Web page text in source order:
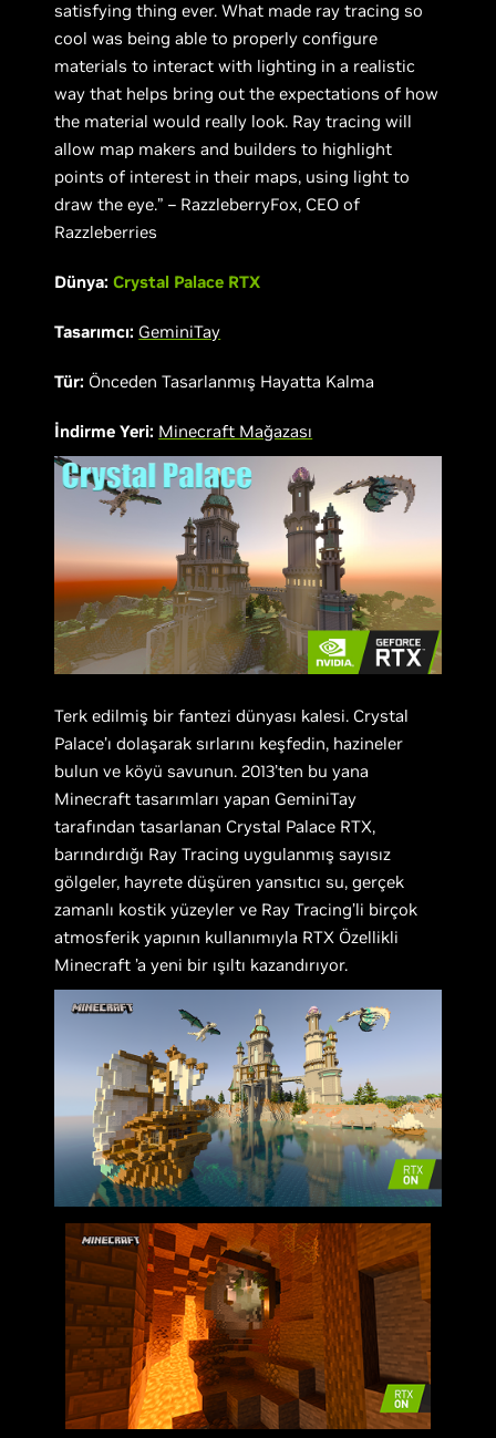
satisfying thing ever. What made ray tracing so
cool was being able to properly configure
materials to interact with lighting in a realistic
way that helps bring out the expectations of how
the material would really look. Ray tracing will
allow map makers and builders to highlight
points of interest in their maps, using light to
draw the eye.” – RazzleberryFox, CEO of
Razzleberries
Dünya: Crystal Palace RTX
Tasarımcı: GeminiTay
Tür: Önceden Tasarlanmış Hayatta Kalma
İndirme Yeri: Minecraft Mağazası
Terk edilmiş bir fantezi dünyası kalesi. Crystal
Palace’ı dolaşarak sırlarını keşfedin, hazineler
bulun ve köyü savunun. 2013’ten bu yana
Minecraft tasarımları yapan GeminiTay
tarafından tasarlanan Crystal Palace RTX,
barındırdığı Ray Tracing uygulanmış sayısız
gölgeler, hayrete düşüren yansıtıcı su, gerçek
zamanlı kostik yüzeyler ve Ray Tracing’li birçok
atmosferik yapının kullanımıyla RTX Özellikli
Minecraft ’a yeni bir ışıltı kazandırıyor.